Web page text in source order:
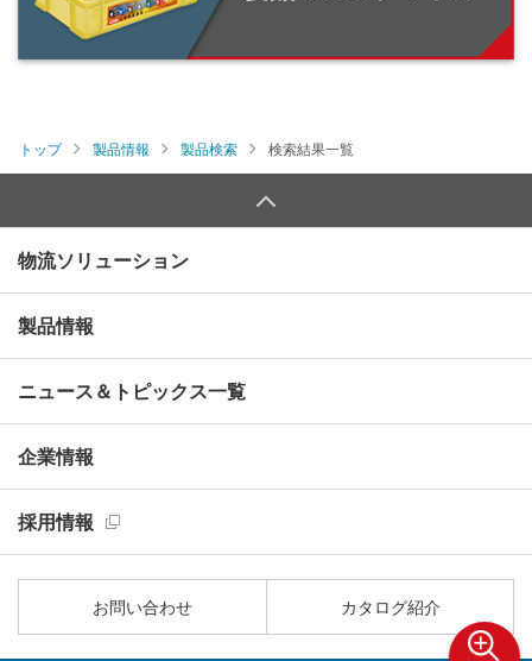
トップ 製品情報 製品検索 検索結果一覧
物流ソリューション
製品情報
ニュース＆トピックス一覧
企業情報
採用情報
お問い合わせ カタログ紹介